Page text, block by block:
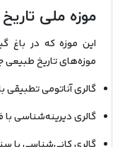
موزه ملی
این موزه که در باغ
موزه‌های تاریخ
گالری آناتومی
گالری دیرینه‌شناسی